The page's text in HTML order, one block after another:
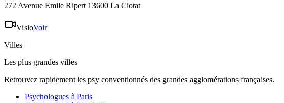
272 Avenue Emile Ripert 13600 La Ciotat
VisioVoir
Villes
Les plus grandes villes
Retrouvez rapidement les psy conventionnés des grandes agglomérations françaises.
Psychologues à Paris